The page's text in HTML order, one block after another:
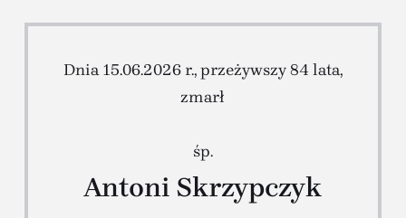
Dnia 15.06.2026 r., przeżywszy 84 lata,
zmarł
śp.
Antoni Skrzypczyk